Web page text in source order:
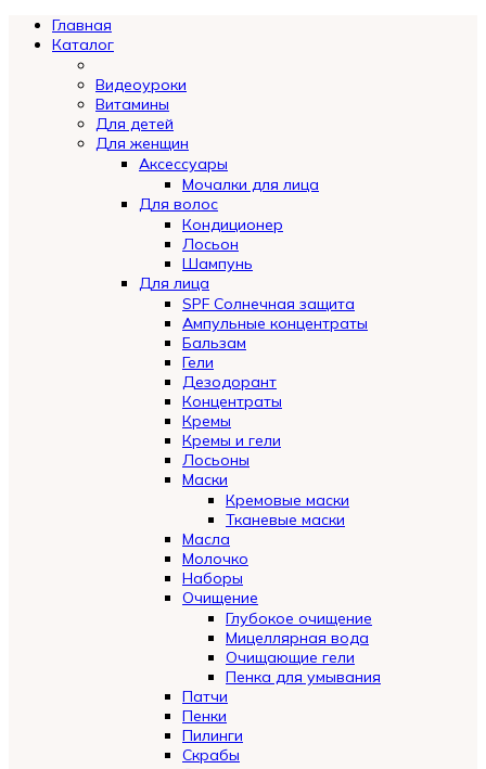
Главная
Каталог
Видеоуроки
Витамины
Для детей
Для женщин
Аксессуары
Мочалки для лица
Для волос
Кондиционер
Лосьон
Шампунь
Для лица
SPF Солнечная защита
Ампульные концентраты
Бальзам
Гели
Дезодорант
Концентраты
Кремы
Кремы и гели
Лосьоны
Маски
Кремовые маски
Тканевые маски
Масла
Молочко
Наборы
Очищение
Глубокое очищение
Мицеллярная вода
Очищающие гели
Пенка для умывания
Патчи
Пенки
Пилинги
Скрабы